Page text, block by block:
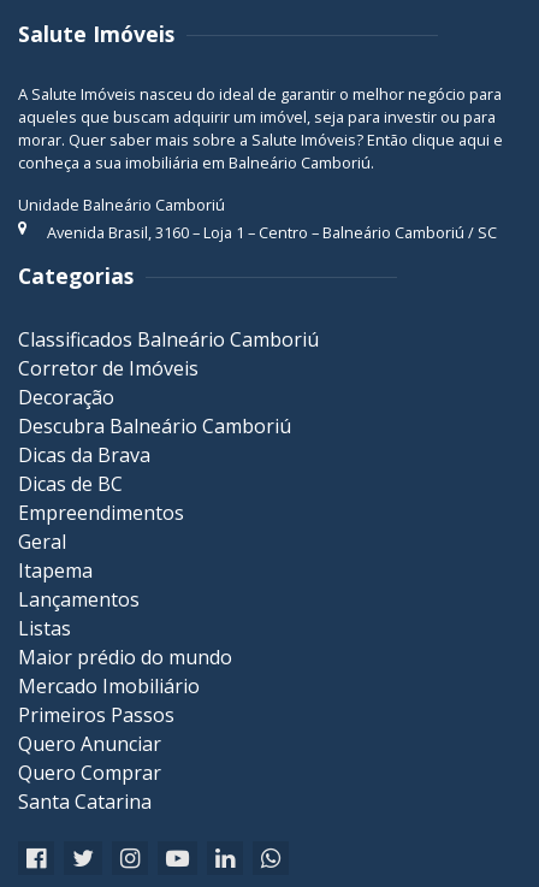
Salute Imóveis
A Salute Imóveis nasceu do ideal de garantir o melhor negócio para
aqueles que buscam adquirir um imóvel, seja para investir ou para
morar. Quer saber mais sobre a Salute Imóveis? Então clique aqui e
conheça a sua imobiliária em Balneário Camboriú.
Unidade Balneário Camboriú
Avenida Brasil, 3160 – Loja 1 – Centro – Balneário Camboriú / SC
Categorias
Classificados Balneário Camboriú
Corretor de Imóveis
Decoração
Descubra Balneário Camboriú
Dicas da Brava
Dicas de BC
Empreendimentos
Geral
Itapema
Lançamentos
Listas
Maior prédio do mundo
Mercado Imobiliário
Primeiros Passos
Quero Anunciar
Quero Comprar
Santa Catarina